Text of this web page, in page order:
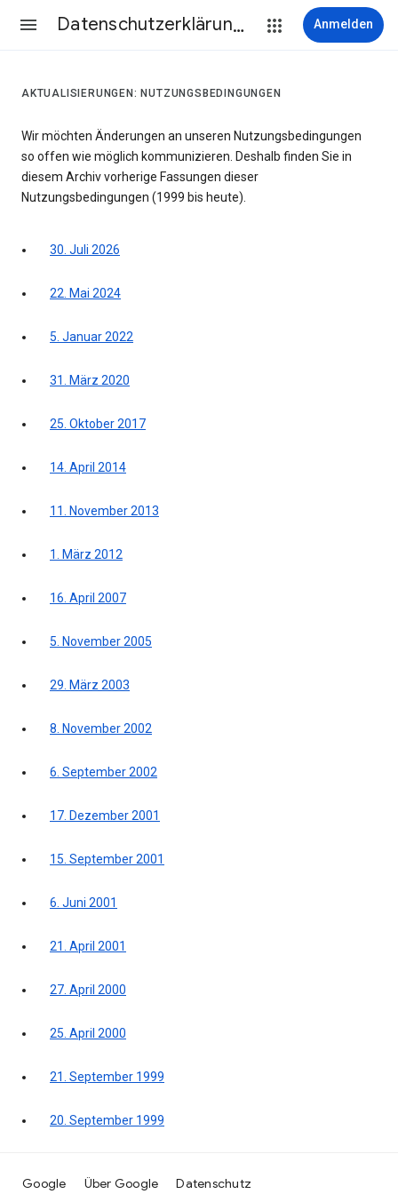
Datenschutzerklärung & Nutzungsbedingungen Anmelden
AKTUALISIERUNGEN: NUTZUNGSBEDINGUNGEN
Wir möchten Änderungen an unseren Nutzungsbedingungen
so offen wie möglich kommunizieren. Deshalb finden Sie in
diesem Archiv vorherige Fassungen dieser
Nutzungsbedingungen (1999 bis heute).
30. Juli 2026
22. Mai 2024
5. Januar 2022
31. März 2020
25. Oktober 2017
14. April 2014
11. November 2013
1. März 2012
16. April 2007
5. November 2005
29. März 2003
8. November 2002
6. September 2002
17. Dezember 2001
15. September 2001
6. Juni 2001
21. April 2001
27. April 2000
25. April 2000
21. September 1999
20. September 1999
Google Über Google Datenschutz